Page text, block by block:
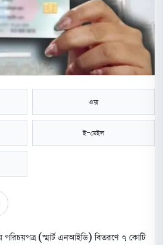
এক্স
ই-মেইল